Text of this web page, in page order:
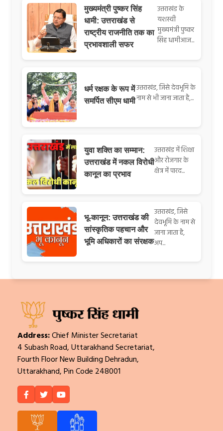
मुख्यमंत्री पुष्कर सिंह
धामी: उत्तराखंड से
राष्ट्रीय राजनीति तक का
प्रभावशाली सफर
उत्तराखंड के
यशस्वी
मुख्यमंत्री पुष्कर
सिंह धामीआज...
धर्म रक्षक के रूप में
समर्पित सीएम धामी
उत्तराखंड, जिसे देवभूमि के
नाम से भी जाना जाता है,...
युवा शक्ति का सम्मान:
उत्तराखंड में नकल विरोधी
कानून का प्रभाव
उत्तराखंड में शिक्षा
और रोजगार के
क्षेत्र में पारद...
भू-कानून: उत्तराखंड की
सांस्कृतिक पहचान और
भूमि अधिकारों का संरक्षक
उत्तराखंड, जिसे
देवभूमि के नाम से
जाना जाता है,
अप...
Address:Chief Minister Secretariat
4 Subash Road, Uttarakhand Secretariat,
Fourth Floor New Building Dehradun,
Uttarakhand, Pin Code 248001